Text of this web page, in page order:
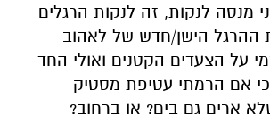
מנסה לנקות, זה לנקות הרגלים
ההרגל הישן/חדש של לאהוב
על הצעדים הקטנים ואולי החד
אם הרמתי עטיפת מסטיק
ארים גם בים? או ברחוב?